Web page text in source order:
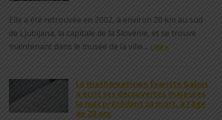
Elle a été retrouvée en 2002, à environ 20 km au sud
de Ljubljana, la capitale de la Slovénie, et se trouve
maintenant dans le musée de la ville.... LIRE »
Le mathématicien Évariste Galois
a écrit ses découvertes majeures
la nuit précédant sa mort, à l’âge
de 20 ans